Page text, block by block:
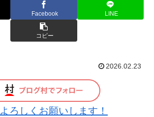
Facebook LINE
コピー
2026.02.23
ろしくお願いします！